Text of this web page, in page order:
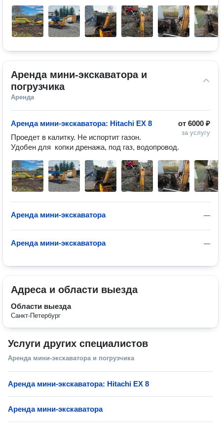
Аренда мини-экскаватора и
погрузчика
Аренда
от 6000 ₽
за услугу
Аренда мини-экскаватора: Hitachi EX 8
Проедет в калитку. Не испортит газон.
Удобен для  копки дренажа, под газ, водопровод.
—
Аренда мини-экскаватора
—
Аренда мини-экскаватора
Адреса и области выезда
Области выезда
Санкт-Петербург
Услуги других специалистов
Аренда мини-экскаватора и погрузчика
Аренда мини-экскаватора: Hitachi EX 8
Аренда мини-экскаватора